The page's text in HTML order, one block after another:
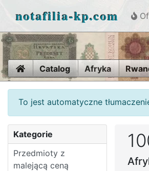
notafilia-kp.com
HomeCatalog Afryka
To jest automatyczne
Kategorie
Przedmioty z
malejącą ceną